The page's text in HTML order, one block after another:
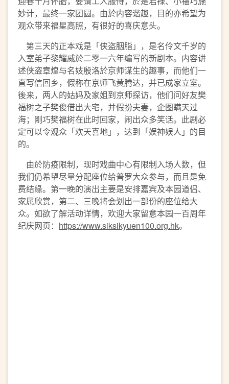
妙计，最终一家团圆。由於内容谐趣，目的亦希望为
观众带来福星高照，有很好的喜庆意头。
第三天的正本戏是「侠盗胭脂」，是名伶文千岁的
入室弟子黎耀威於二零一六年编写的新剧本。内容讲
述侠盗章煌与名妓殷洛於京师谋生的趣事，而他们一
直写信回乡，假称在京师飞黄腾达，并已成家立室。
後来，两人的姑妈及家姐到京师探访，他们问好友樊
福树之子樊俊借出大宅，并假扮夫妻，企图瞒天过
海；刚巧樊福树在此时回家，闹出众多笑话。此剧必
定可以令观众「欢天喜地」，达到「娱神娱人」的目
的。
由於防疫限制，现时戏曲中心有限制入场人数，但
我们仍希望尽量分配座位给普罗大众参与，而且是免
费结缘。第一晚的演出主要是安排嘉宾及本园道侣、
家属欣赏，第二、三晚将会划出一部份的座位给大
众。如欲了解活动详情，欢迎大家留意本园一百周年
纪庆网页： https://www.siksikyuen100.org.hk。